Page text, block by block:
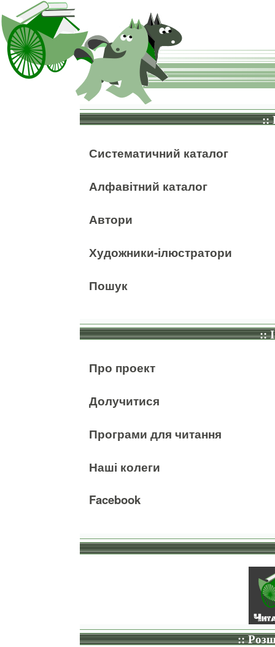
::
Систематичний каталог
Алфавітний каталог
Автори
Художники-ілюстратори
Пошук
::
Про проект
Долучитися
Програми для читання
Наші колеги
Facebook
::